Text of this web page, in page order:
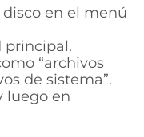
en el menú
principal.
“archivos
de sistema”.
luego en